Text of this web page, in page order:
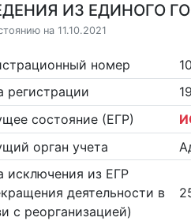
ИЗ ЕДИНОГО
на 11.10.2021
номер
регистрации
состояние (ЕГР)
орган учета
исключения из ЕГР
деятельности в
с реорганизацией)